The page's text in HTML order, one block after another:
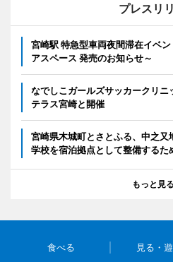
プレスリ
宮崎駅 特急型車両夜間滞在イベ
アスペース 発売のお知らせ～
なでしこガールズサッカークリ
テラス宮崎と開催
宮崎県木城町とさとふる、中之
学校を宿泊拠点として整備するた
もっと見る
食べる 見る・